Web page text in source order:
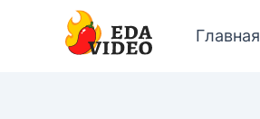
Главная